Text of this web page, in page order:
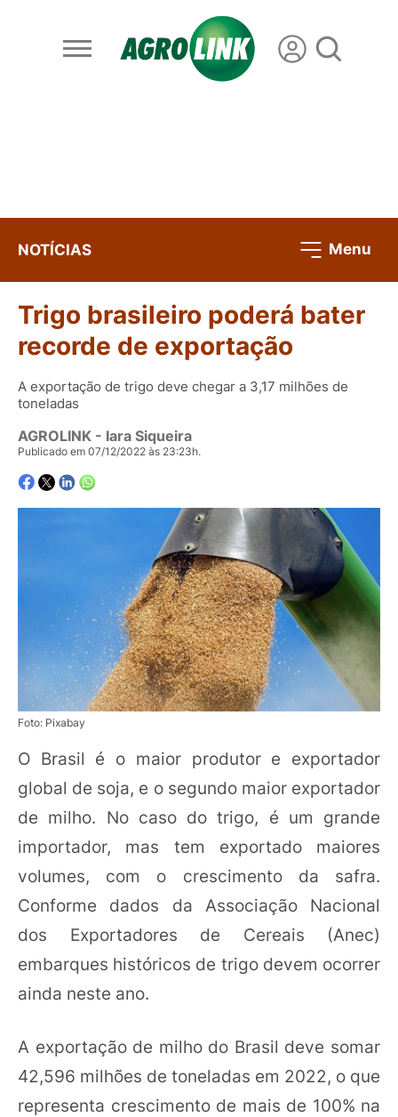
NOTÍCIAS Menu
Trigo brasileiro poderá bater
recorde de exportação
A exportação de trigo deve chegar a 3,17 milhões de
toneladas
AGROLINK - Iara Siqueira
Publicado em 07/12/2022 às 23:23h.
Foto: Pixabay
O Brasil é o maior produtor e exportador
global de soja, e o segundo maior exportador
de milho. No caso do trigo, é um grande
importador, mas tem exportado maiores
volumes, com o crescimento da safra.
Conforme dados da Associação Nacional
dos Exportadores de Cereais (Anec)
embarques históricos de trigo devem ocorrer
ainda neste ano.
A exportação de milho do Brasil deve somar
42,596 milhões de toneladas em 2022, o que
representa crescimento de mais de 100% na